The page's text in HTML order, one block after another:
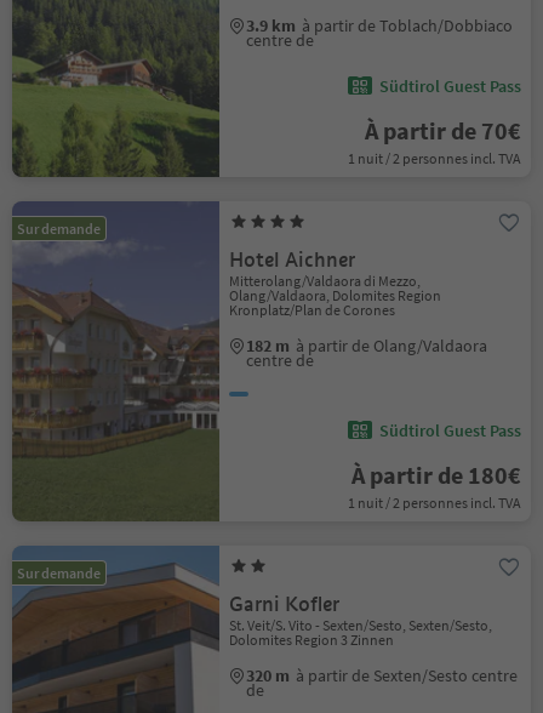
3.9 km à partir de Toblach/Dobbiaco
centre de
Südtirol Guest Pass
À partir de 70€
1 nuit / 2 personnes incl. TVA
Sur demande
Hotel Aichner
Mitterolang/Valdaora di Mezzo,
Olang/Valdaora, Dolomites Region
Kronplatz/Plan de Corones
182 m à partir de Olang/Valdaora
centre de
Südtirol Guest Pass
À partir de 180€
1 nuit / 2 personnes incl. TVA
Sur demande
Garni Kofler
St. Veit/S. Vito - Sexten/Sesto, Sexten/Sesto,
Dolomites Region 3 Zinnen
320 m à partir de Sexten/Sesto centre
de